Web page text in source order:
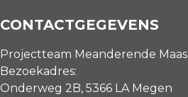
CONTACTGEGEVENS
Projectteam Meanderende Maas
Bezoekadres:
Onderweg 2B, 5366 LA Megen